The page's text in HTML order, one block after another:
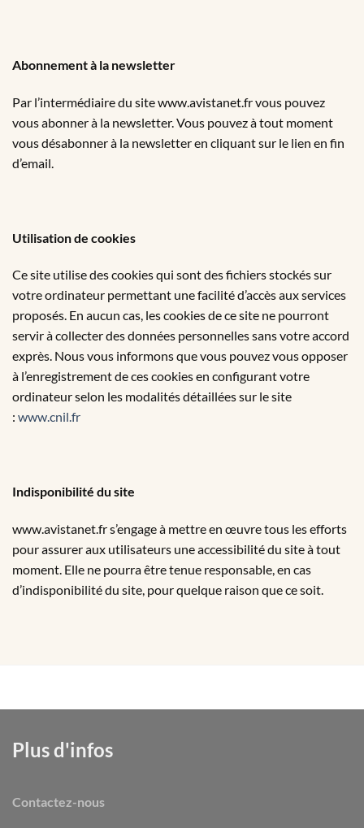
Abonnement à la newsletter
Par l’intermédiaire du site www.avistanet.fr vous pouvez
vous abonner à la newsletter. Vous pouvez à tout moment
vous désabonner à la newsletter en cliquant sur le lien en fin
d’email.
Utilisation de cookies
Ce site utilise des cookies qui sont des fichiers stockés sur
votre ordinateur permettant une facilité d’accès aux services
proposés. En aucun cas, les cookies de ce site ne pourront
servir à collecter des données personnelles sans votre accord
exprès. Nous vous informons que vous pouvez vous opposer
à l’enregistrement de ces cookies en configurant votre
ordinateur selon les modalités détaillées sur le site
: www.cnil.fr
Indisponibilité du site
www.avistanet.fr s’engage à mettre en œuvre tous les efforts
pour assurer aux utilisateurs une accessibilité du site à tout
moment. Elle ne pourra être tenue responsable, en cas
d’indisponibilité du site, pour quelque raison que ce soit.
Plus d'infos
Contactez-nous